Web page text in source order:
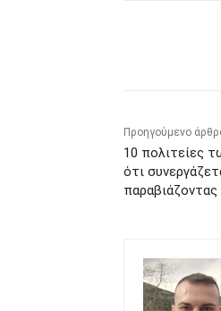
Προηγούμενο
10 πολιτείες
ότι